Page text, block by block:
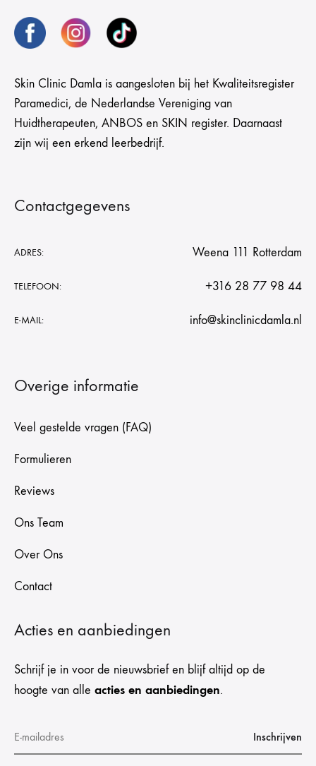
Skin Clinic Damla is aangesloten bij het Kwaliteitsregister
Paramedici, de Nederlandse Vereniging van
Huidtherapeuten, ANBOS en SKIN register. Daarnaast
zijn wij een erkend leerbedrijf.
Contactgegevens
ADRES: Weena 111 Rotterdam
TELEFOON: +316 28 77 98 44
E-MAIL: info@skinclinicdamla.nl
Overige informatie
Veel gestelde vragen (FAQ)
Formulieren
Reviews
Ons Team
Over Ons
Contact
Acties en aanbiedingen
Schrijf je in voor de nieuwsbrief en blijf altijd op de
hoogte van alle acties en aanbiedingen.